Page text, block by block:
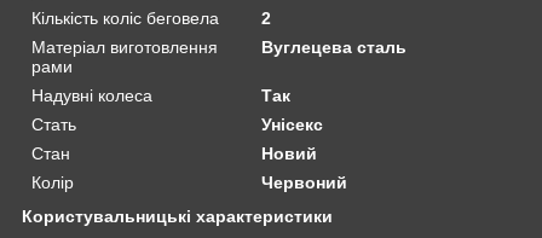
Кількість коліс беговела
2
Матеріал виготовлення
рами
Вуглецева сталь
Надувні колеса
Так
Стать
Унісекс
Стан
Новий
Колір
Червоний
Користувальницькі характеристики